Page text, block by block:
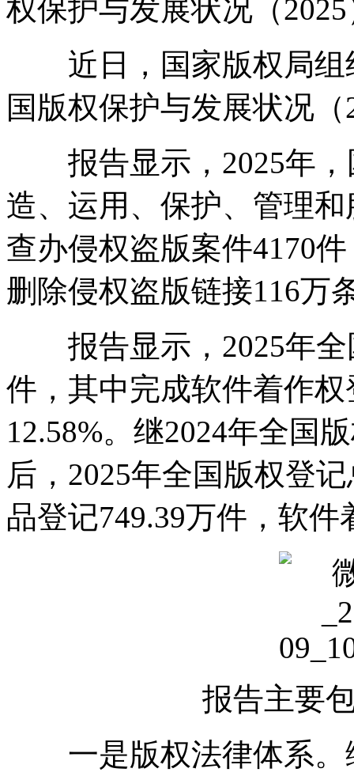
权保护与发展状况（
近日，国家版权局组
国版权保护与发展状况（
报告显示，2025年，
造、运用、保护、管理
查办侵权盗版案件4170
删除侵权盗版链接116万
报告显示，2025年全
件，其中完成软件着作
12.58%。继2024年全国
后，2025年全国版权登
品登记749.39万件，软
报告主要
一是版权法律体系。